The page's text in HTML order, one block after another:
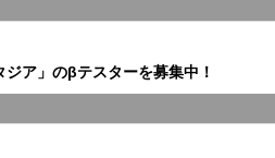
ア」のβテスターを募集中！